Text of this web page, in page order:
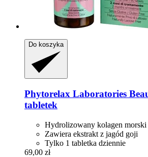
Do koszyka
Phytorelax Laboratories
tabletek
Hydrolizowany kolagen morski
Zawiera ekstrakt z jagód goji
Tylko 1 tabletka dziennie
69,00 zł